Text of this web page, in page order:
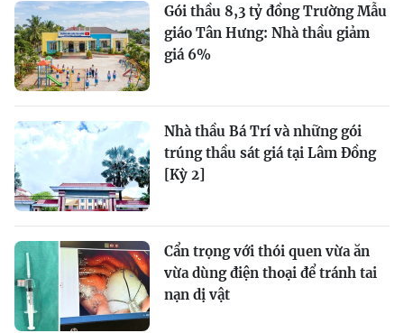
Gói thầu 8,3 tỷ đồng Trường Mẫu
giáo Tân Hưng: Nhà thầu giảm
giá 6%
Nhà thầu Bá Trí và những gói
trúng thầu sát giá tại Lâm Đồng
[Kỳ 2]
Cẩn trọng với thói quen vừa ăn
vừa dùng điện thoại để tránh tai
nạn dị vật